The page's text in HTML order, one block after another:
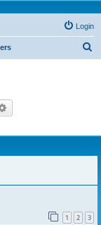
Login
1 2 3